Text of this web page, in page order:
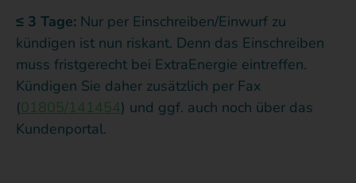
≤ 3 Tage: Nur per Einschreiben/Einwurf zu
kündigen ist nun riskant. Denn das Einschreiben
muss fristgerecht bei ExtraEnergie eintreffen.
Kündigen Sie daher zusätzlich per Fax
(01805/141454) und ggf. auch noch über das
Kundenportal.